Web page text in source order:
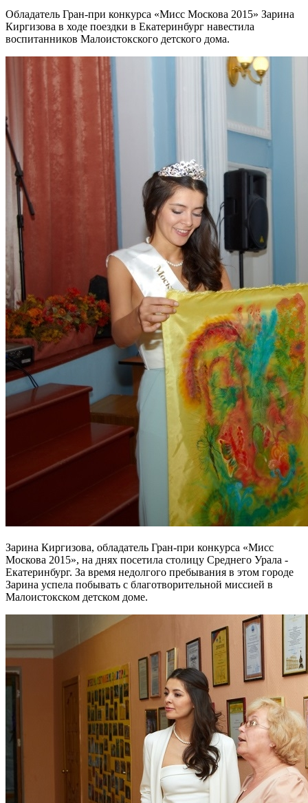
Обладатель Гран-при конкурса «Мисс Москова 2015» Зарина
Киргизова в ходе поездки в Екатеринбург навестила
воспитанников Малоистокского детского дома.
Зарина Киргизова, обладатель Гран-при конкурса «Мисс
Москова 2015», на днях посетила столицу Среднего Урала -
Екатеринбург. За время недолгого пребывания в этом городе
Зарина успела побывать с благотворительной миссией в
Малоистокском детском доме.